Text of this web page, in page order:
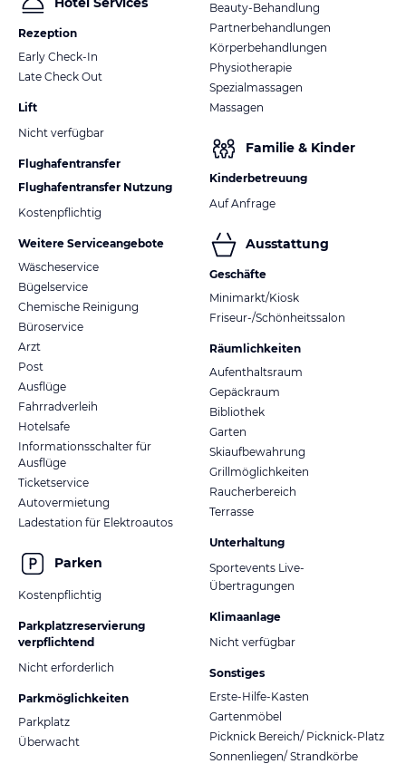
Rezeption
Early Check-In
Late Check Out
Lift
Nicht verfügbar
Flughafentransfer
Flughafentransfer Nutzung
Kostenpflichtig
Weitere Serviceangebote
Wäscheservice
Bügelservice
Chemische Reinigung
Büroservice
Arzt
Post
Ausflüge
Fahrradverleih
Hotelsafe
Informationsschalter für
Ausflüge
Ticketservice
Autovermietung
Ladestation für Elektroautos
Parken
Kostenpflichtig
Parkplatzreservierung
verpflichtend
Nicht erforderlich
Parkmöglichkeiten
Parkplatz
Überwacht
Beauty-Behandlung
Partnerbehandlungen
Körperbehandlungen
Physiotherapie
Spezialmassagen
Massagen
Familie & Kinder
Kinderbetreuung
Auf Anfrage
Ausstattung
Geschäfte
Minimarkt/Kiosk
Friseur-/Schönheitssalon
Räumlichkeiten
Aufenthaltsraum
Gepäckraum
Bibliothek
Garten
Skiaufbewahrung
Grillmöglichkeiten
Raucherbereich
Terrasse
Unterhaltung
Sportevents Live-
Übertragungen
Klimaanlage
Nicht verfügbar
Sonstiges
Erste-Hilfe-Kasten
Gartenmöbel
Picknick Bereich/ Picknick-Platz
Sonnenliegen/ Strandkörbe